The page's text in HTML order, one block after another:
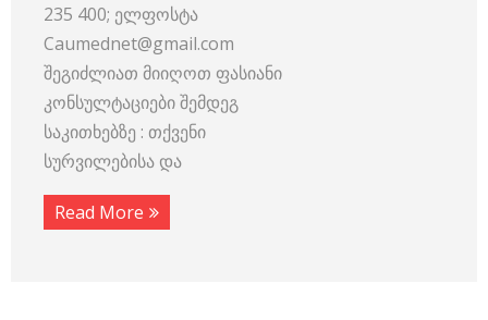
235 400; ელფოსტა
Caumednet@gmail.com
შეგიძლიათ მიიღოთ ფასიანი
კონსულტაციები შემდეგ
საკითხებზე : თქვენი
სურვილებისა და
Read More